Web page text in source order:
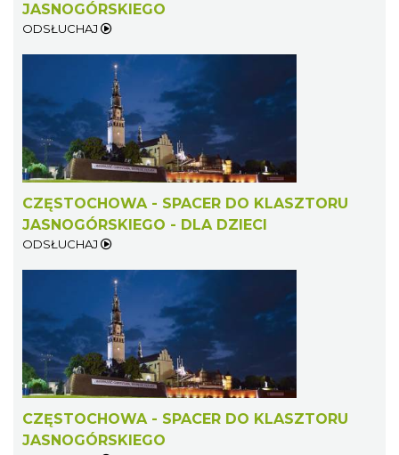
JASNOGÓRSKIEGO
ODSŁUCHAJ
CZĘSTOCHOWA - SPACER DO KLASZTORU
JASNOGÓRSKIEGO - DLA DZIECI
ODSŁUCHAJ
CZĘSTOCHOWA - SPACER DO KLASZTORU
JASNOGÓRSKIEGO